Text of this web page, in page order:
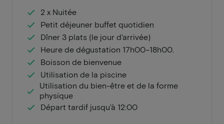
2 x Nuitée
Petit déjeuner buffet quotidien
Dîner 3 plats (le jour d'arrivée)
Heure de dégustation 17h00–18h00.
Boisson de bienvenue
Utilisation de la piscine
Utilisation du bien-être et de la forme
physique
Départ tardif jusqu'à 12:00